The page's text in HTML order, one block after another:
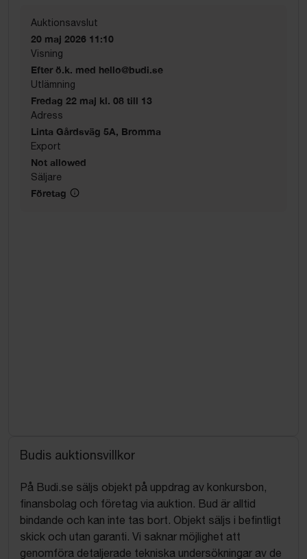
Auktionsavslut
20 maj 2026 11:10
Visning
Efter ö.k. med hello@budi.se
Utlämning
Fredag 22 maj kl. 08 till 13
Adress
Linta Gårdsväg 5A, Bromma
Export
Not allowed
Säljare
Företag
Budis auktionsvillkor
På Budi.se säljs objekt på uppdrag av konkursbon,
finansbolag och företag via auktion. Bud är alltid
bindande och kan inte tas bort. Objekt säljs i befintligt
skick och utan garanti. Vi saknar möjlighet att
genomföra detaljerade tekniska undersökningar av de